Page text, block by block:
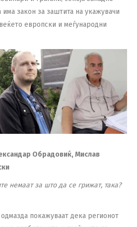
закон за заштита на укажувачи
европски и меѓународни
Обрадовиќ, Мислав
немаат за што да се грижат, така?
покажуваат дека регионот